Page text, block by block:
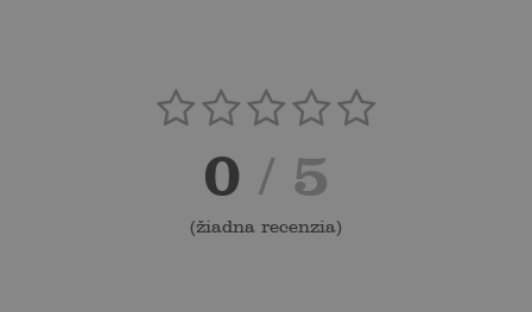
0 / 5
(žiadna recenzia)